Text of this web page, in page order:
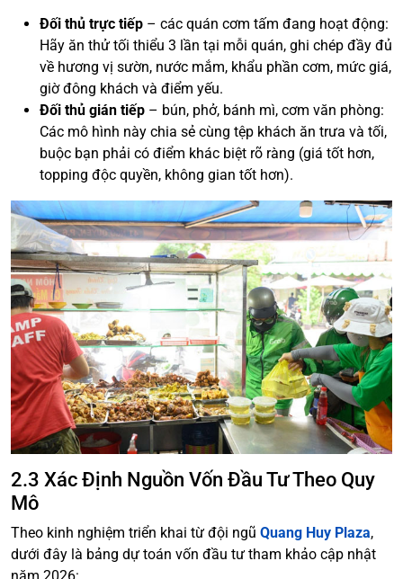
Đối thủ trực tiếp – các quán cơm tấm đang hoạt động:
Hãy ăn thử tối thiểu 3 lần tại mỗi quán, ghi chép đầy đủ
về hương vị sườn, nước mắm, khẩu phần cơm, mức giá,
giờ đông khách và điểm yếu.
Đối thủ gián tiếp – bún, phở, bánh mì, cơm văn phòng:
Các mô hình này chia sẻ cùng tệp khách ăn trưa và tối,
buộc bạn phải có điểm khác biệt rõ ràng (giá tốt hơn,
topping độc quyền, không gian tốt hơn).
2.3 Xác Định Nguồn Vốn Đầu Tư Theo Quy
Mô
Theo kinh nghiệm triển khai từ đội ngũ Quang Huy Plaza,
dưới đây là bảng dự toán vốn đầu tư tham khảo cập nhật